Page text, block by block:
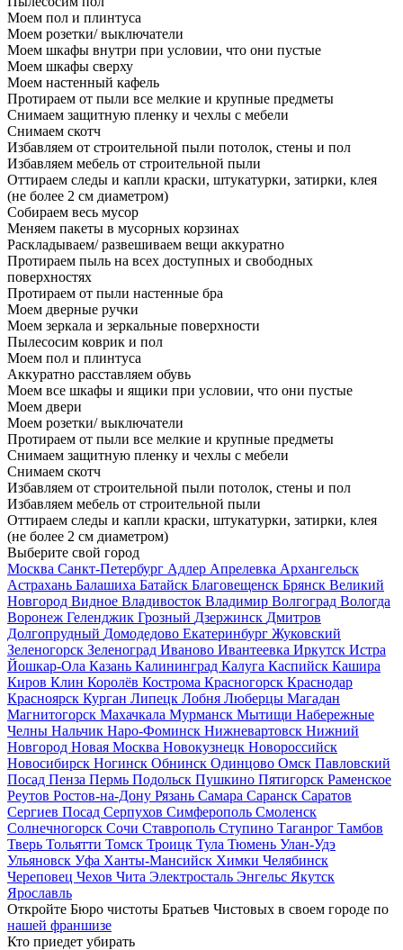
Моем пол и плинтуса
Моем розетки/ выключатели
Моем шкафы внутри при условии, что они пустые
Моем шкафы сверху
Моем настенный кафель
Протираем от пыли все мелкие и крупные предметы
Снимаем защитную пленку и чехлы с мебели
Снимаем скотч
Избавляем от строительной пыли потолок, стены и пол
Избавляем мебель от строительной пыли
Оттираем следы и капли краски, штукатурки, затирки, клея
(не более 2 см диаметром)
Собираем весь мусор
Меняем пакеты в мусорных корзинах
Раскладываем/ развешиваем вещи аккуратно
Протираем пыль на всех доступных и свободных
поверхностях
Протираем от пыли настенные бра
Моем дверные ручки
Моем зеркала и зеркальные поверхности
Пылесосим коврик и пол
Моем пол и плинтуса
Аккуратно расставляем обувь
Моем все шкафы и ящики при условии, что они пустые
Моем двери
Моем розетки/ выключатели
Протираем от пыли все мелкие и крупные предметы
Снимаем защитную пленку и чехлы с мебели
Снимаем скотч
Избавляем от строительной пыли потолок, стены и пол
Избавляем мебель от строительной пыли
Оттираем следы и капли краски, штукатурки, затирки, клея
(не более 2 см диаметром)
Выберите свой город
Москва Санкт-Петербург Адлер Апрелевка Архангельск
Астрахань Балашиха Батайск Благовещенск Брянск Великий
Новгород Видное Владивосток Владимир Волгоград Вологда
Воронеж Геленджик Грозный Дзержинск Дмитров
Долгопрудный Домодедово Екатеринбург Жуковский
Зеленогорск Зеленоград Иваново Ивантеевка Иркутск Истра
Йошкар-Ола Казань Калининград Калуга Каспийск Кашира
Киров Клин Королёв Кострома Красногорск Краснодар
Красноярск Курган Липецк Лобня Люберцы Магадан
Магнитогорск Махачкала Мурманск Мытищи Набережные
Челны Нальчик Наро-Фоминск Нижневартовск Нижний
Новгород Новая Москва Новокузнецк Новороссийск
Новосибирск Ногинск Обнинск Одинцово Омск Павловский
Посад Пенза Пермь Подольск Пушкино Пятигорск Раменское
Реутов Ростов-на-Дону Рязань Самара Саранск Саратов
Сергиев Посад Серпухов Симферополь Смоленск
Солнечногорск Сочи Ставрополь Ступино Таганрог Тамбов
Тверь Тольятти Томск Троицк Тула Тюмень Улан-Удэ
Ульяновск Уфа Ханты-Мансийск Химки Челябинск
Череповец Чехов Чита Электросталь Энгельс Якутск
Ярославль
Откройте Бюро чистоты Братьев Чистовых в своем городе по
нашей франшизе
Кто приедет убирать